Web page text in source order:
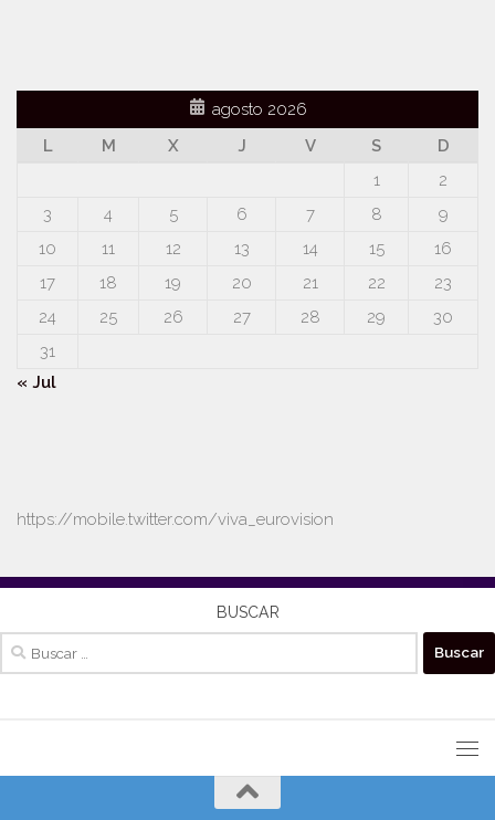
agosto 2026
L
M X J V S
D
1
2
3
4 5 6 7 8
9
10
11 12 13 14 15
16
17
18 19 20 21 22
23
24
25 26 27 28 29
30
31
« Jul
https://mobile.twitter.com/viva_eurovision
BUSCAR